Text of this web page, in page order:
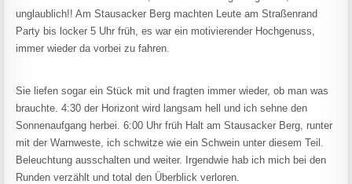
unglaublich!! Am Stausacker Berg machten Leute am Straßenrand
Party bis locker 5 Uhr früh, es war ein motivierender Hochgenuss,
immer wieder da vorbei zu fahren.
Sie liefen sogar ein Stück mit und fragten immer wieder, ob man was
brauchte. 4:30 der Horizont wird langsam hell und ich sehne den
Sonnenaufgang herbei. 6:00 Uhr früh Halt am Stausacker Berg, runter
mit der Warnweste, ich schwitze wie ein Schwein unter diesem Teil.
Beleuchtung ausschalten und weiter. Irgendwie hab ich mich bei den
Runden verzählt und total den Überblick verloren.